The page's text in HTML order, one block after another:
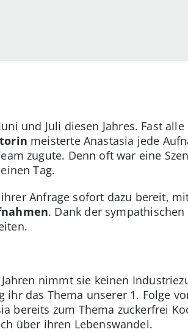
und Juli diesen Jahres. Fast
meisterte Anastasia jede
zugute. Denn oft war eine
Tag.
Anfrage sofort dazu bereit,
. Dank der
nimmt sie keinen
ihr das Thema unserer 1. Folge
bereits zum Thema zuckerfrei
über ihren Lebenswandel.